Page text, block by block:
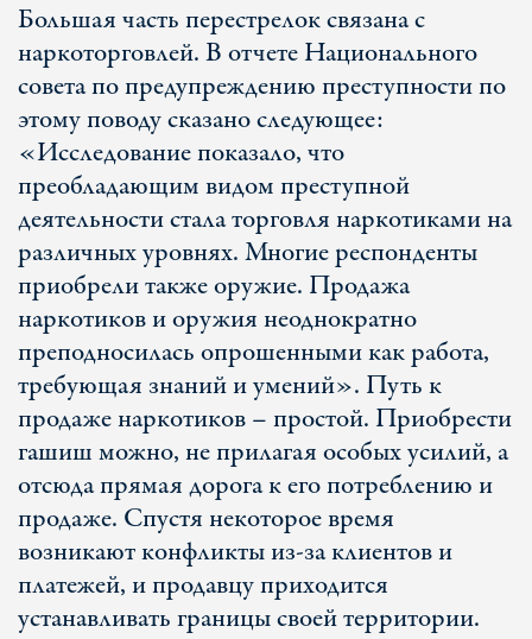
Большая часть перестрелок связана с
наркоторговлей. В отчете Национального
совета по предупреждению преступности по
этому поводу сказано следующее:
«Исследование показало, что
преобладающим видом преступной
деятельности стала торговля наркотиками на
различных уровнях. Многие респонденты
приобрели также оружие. Продажа
наркотиков и оружия неоднократно
преподносилась опрошенными как работа,
требующая знаний и умений». Путь к
продаже наркотиков – простой. Приобрести
гашиш можно, не прилагая особых усилий, а
отсюда прямая дорога к его потреблению и
продаже. Спустя некоторое время
возникают конфликты из-за клиентов и
платежей, и продавцу приходится
устанавливать границы своей территории.